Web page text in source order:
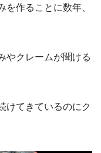
作ることに数年、
やクレームが聞ける
けてきているのにク